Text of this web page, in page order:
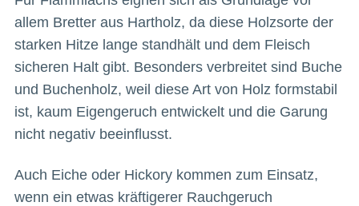
allem Bretter aus Hartholz, da diese Holzsorte der
starken Hitze lange standhält und dem Fleisch
sicheren Halt gibt. Besonders verbreitet sind Buche
und Buchenholz, weil diese Art von Holz formstabil
ist, kaum Eigengeruch entwickelt und die Garung
nicht negativ beeinflusst.
Auch Eiche oder Hickory kommen zum Einsatz,
wenn ein etwas kräftigerer Rauchgeruch